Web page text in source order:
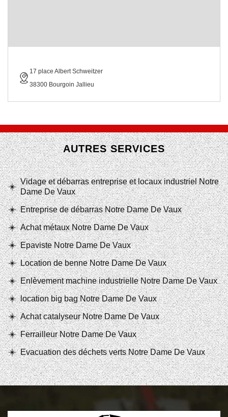
17 place Albert Schweitzer
38300 Bourgoin Jallieu
AUTRES SERVICES
Vidage et débarras entreprise et locaux industriel Notre
Dame De Vaux
Entreprise de débarras Notre Dame De Vaux
Achat métaux Notre Dame De Vaux
Epaviste Notre Dame De Vaux
Location de benne Notre Dame De Vaux
Enlèvement machine industrielle Notre Dame De Vaux
location big bag Notre Dame De Vaux
Achat catalyseur Notre Dame De Vaux
Ferrailleur Notre Dame De Vaux
Evacuation des déchets verts Notre Dame De Vaux